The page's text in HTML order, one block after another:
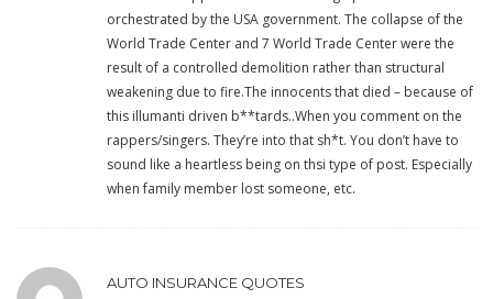
orchestrated by the USA government. The collapse of the
World Trade Center and 7 World Trade Center were the
result of a controlled demolition rather than structural
weakening due to fire.The innocents that died – because of
this illumanti driven b**tards..When you comment on the
rappers/singers. They’re into that sh*t. You don’t have to
sound like a heartless being on thsi type of post. Especially
when family member lost someone, etc.
AUTO INSURANCE QUOTES